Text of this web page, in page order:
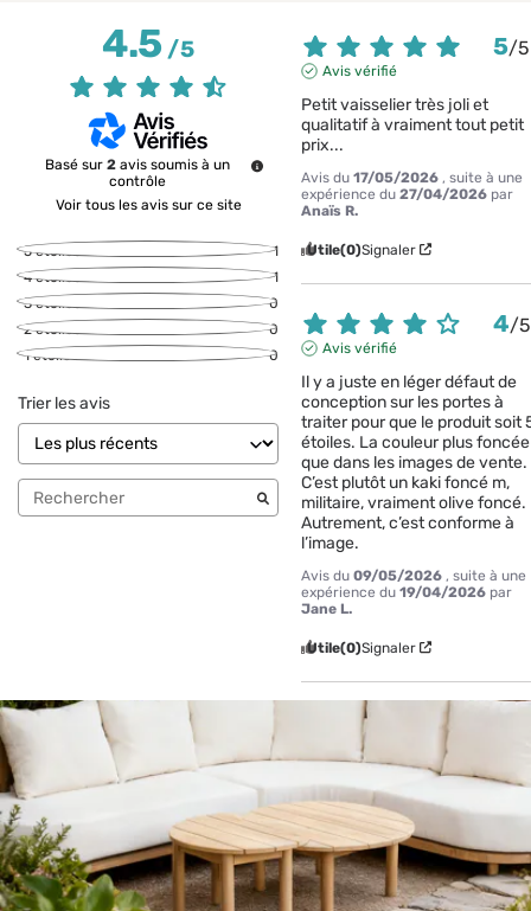
4.5/5
Basé sur 2 avis soumis à un
contrôle
Voir tous les avis sur ce site
5étoiles
1
4étoiles
1
3étoiles
0
2étoiles
0
1étoile 0
Trier les avis
5/5
Avis vérifié
Petit vaisselier très joli et
qualitatif à vraiment tout petit
prix...
Avis du17/05/2026 , suite à une
expérience du27/04/2026 par
Anaïs R.
Utile(0)Signaler
4/5
Avis vérifié
Il y a juste en léger défaut de
conception sur les portes à
traiter pour que le produit soit
étoiles. La couleur plus foncée
que dans les images de vente.
C’est plutôt un kaki foncé m,
militaire, vraiment olive foncé.
Autrement, c’est conforme à
l’image.
Avis du09/05/2026 , suite à une
expérience du19/04/2026 par
Jane L.
Utile(0)Signaler